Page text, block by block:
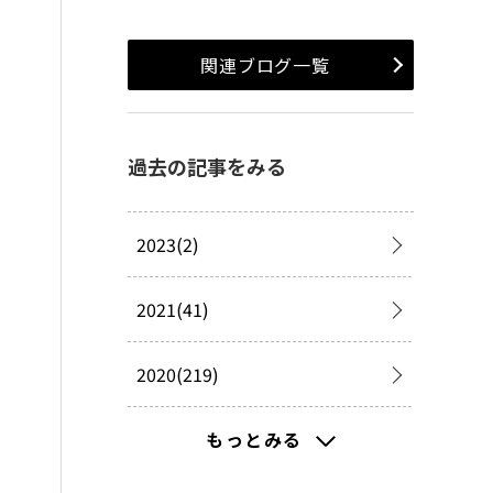
関連ブログ一覧
過去の記事をみる
2023(2)
2021(41)
2020(219)
2019(277)もっとみる